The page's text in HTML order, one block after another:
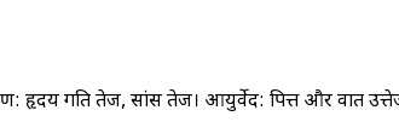
हृदय गति तेज, सांस तेज। आयुर्वेद: पित्त और वात